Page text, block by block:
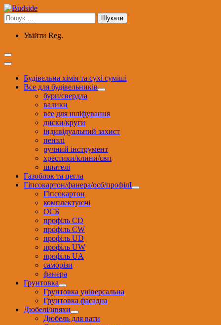
Перейти
до
вмісту
Пошук:
Увійти Reg.
Будівельна хімія та сухі суміші
Все для будівельників
бури/свердла
валики
все для шліфування
диски/круги
індивідуальний захист
пензлі
ручний інструмент
хрестики/клини/свп
шпателі
Газоблок та цегла
Гіпсокартон/фанера/осб/профілІ
Гіпсокартон
комплектуючі
ОСБ
профіль CD
профіль CW
профіль UD
профіль UW
профіль UА
саморізи
фанера
Грунтовка
Грунтовка універсальна
Грунтовка фасадна
Дюбелі/цвяхи
Дюбель для вати